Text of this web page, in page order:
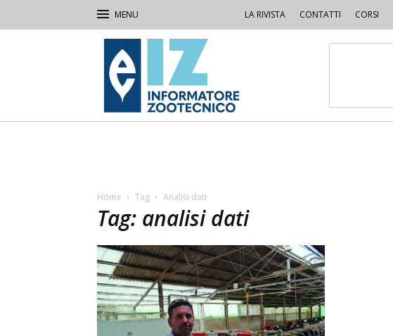
LA RIVISTA CONTATTI CORSI
IZ
Informatore
Zootecnico
Home Tag Analisi dati
Tag: analisi dati